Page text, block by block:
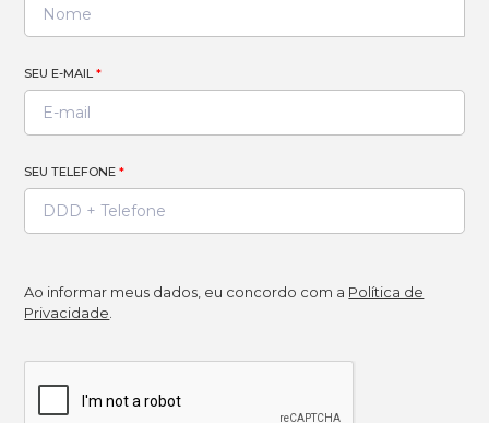
SEU E-MAIL*
SEU TELEFONE*
Ao informar meus dados, eu concordo com a Política de
Privacidade